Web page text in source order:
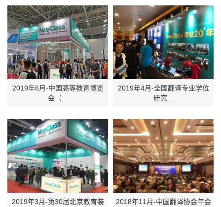
2019年6月-中国高等教育博览
会（...
2019年4月-全国翻译专业学位
研究...
2019年3月-第30届北京教育装
2018年11月-中国翻译协会年会